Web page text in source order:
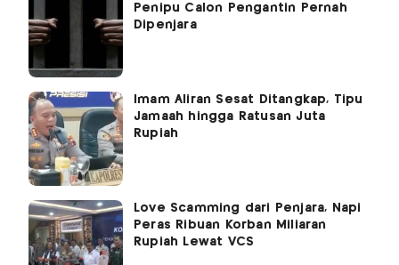
Penipu Calon Pengantin Pernah
Dipenjara
Imam Aliran Sesat Ditangkap, Tipu
Jamaah hingga Ratusan Juta
Rupiah
Love Scamming dari Penjara, Napi
Peras Ribuan Korban Miliaran
Rupiah Lewat VCS